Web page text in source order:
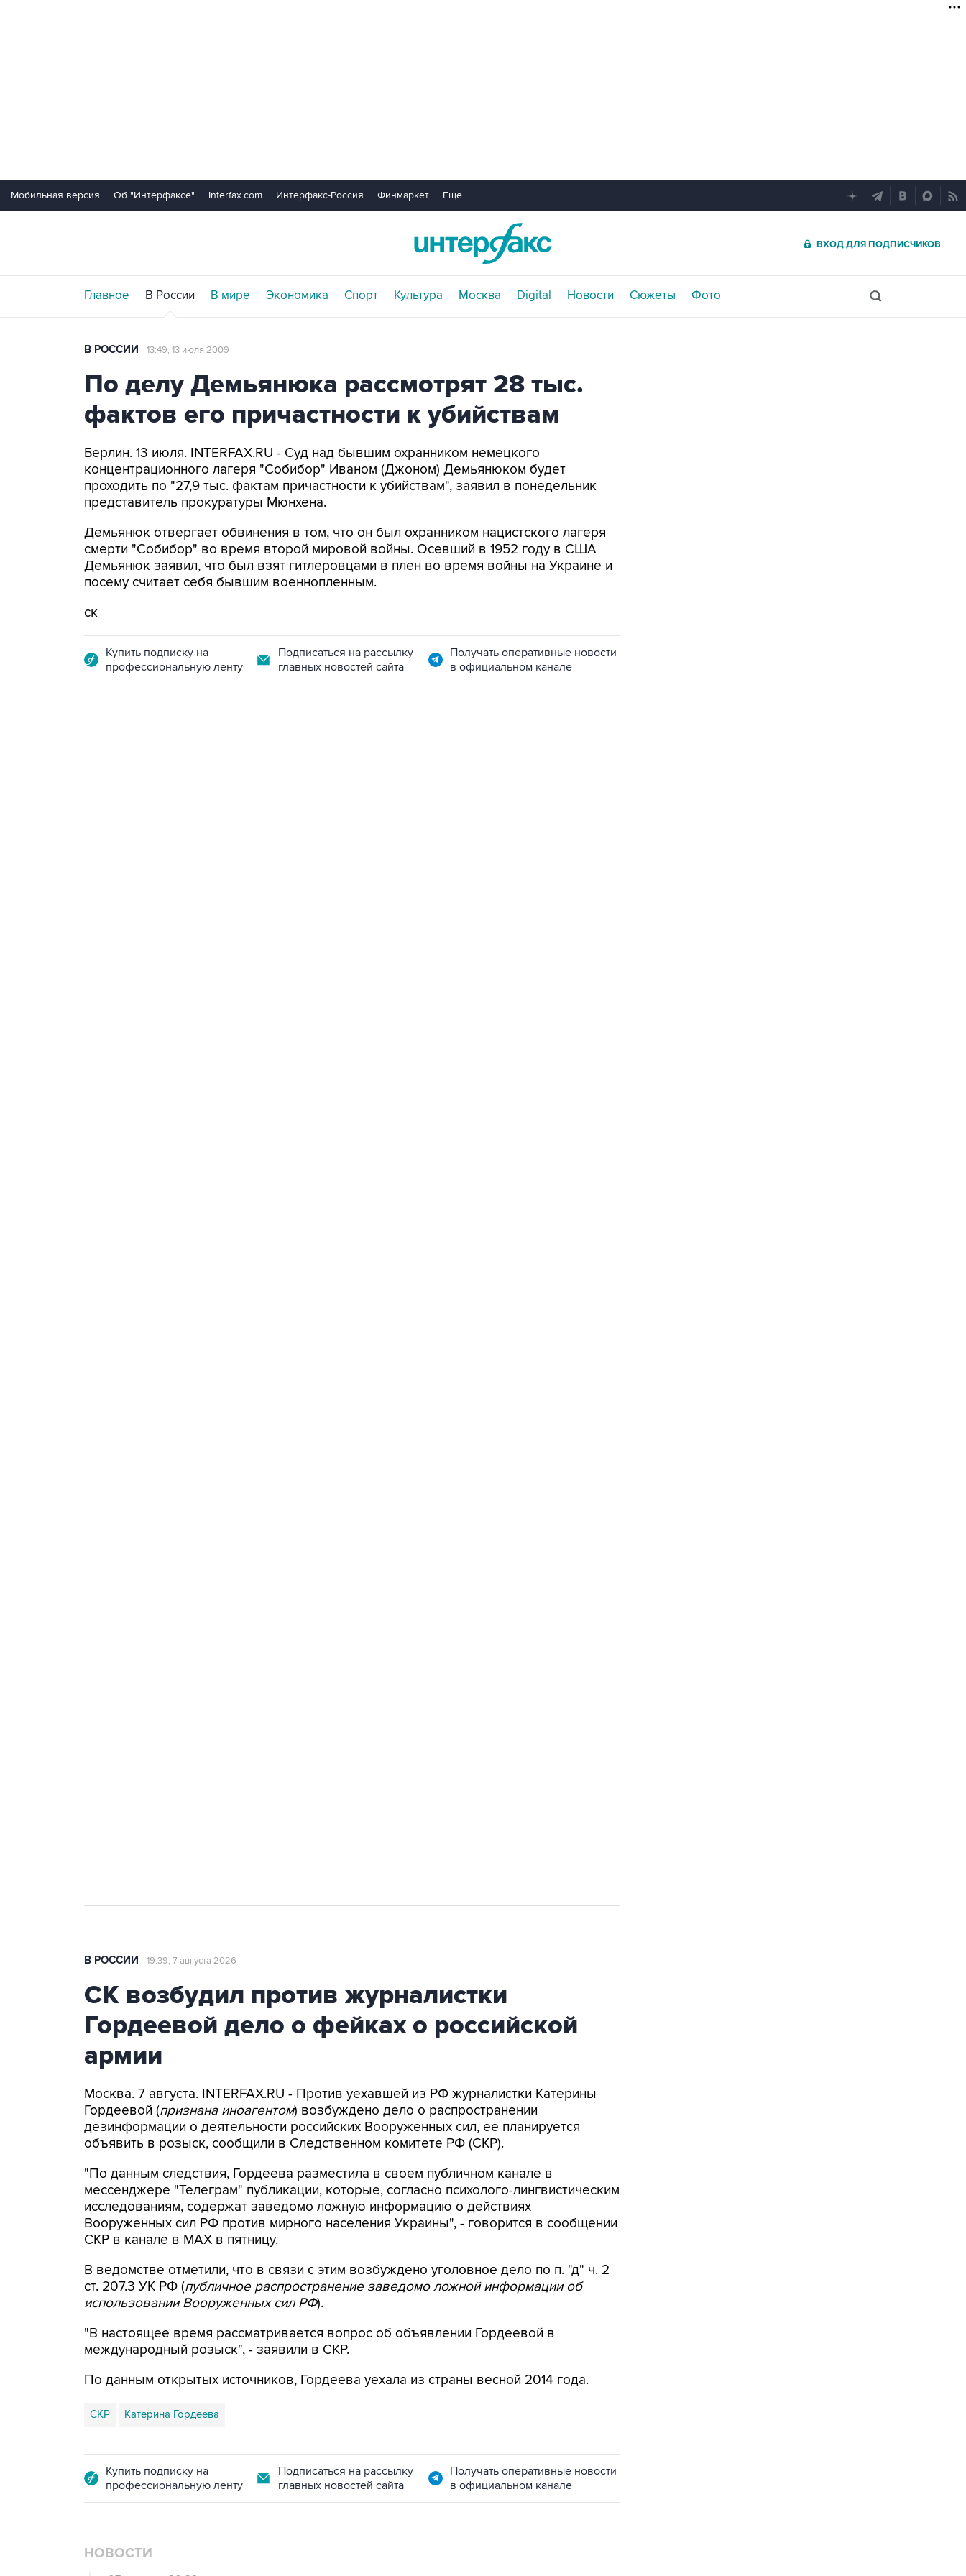
Мобильная версия Об "Интерфаксе" Interfax.com Интерфакс-Россия Финмаркет Еще...
ВХОД ДЛЯ ПОДПИСЧИКОВ
Главное В России В мире Экономика Спорт Культура Москва Digital Новости Сюжеты Фото
В РОССИИ 13:49, 13 июля 2009
По делу Демьянюка рассмотрят 28 тыс.
фактов его причастности к убийствам
Берлин. 13 июля. INTERFAX.RU - Суд над бывшим охранником немецкого
концентрационного лагеря "Собибор" Иваном (Джоном) Демьянюком будет
проходить по "27,9 тыс. фактам причастности к убийствам", заявил в понедельник
представитель прокуратуры Мюнхена.
Демьянюк отвергает обвинения в том, что он был охранником нацистского лагеря
смерти "Собибор" во время второй мировой войны. Осевший в 1952 году в США
Демьянюк заявил, что был взят гитлеровцами в плен во время войны на Украине и
посему считает себя бывшим военнопленным.
ск
Купить подписку на
профессиональную ленту
Подписаться на рассылку
главных новостей сайта
Получать оперативные новости
в официальном канале
В РОССИИ 19:39, 7 августа 2026
СК возбудил против журналистки
Гордеевой дело о фейках о российской
армии
Москва. 7 августа. INTERFAX.RU - Против уехавшей из РФ журналистки Катерины
Гордеевой (признана иноагентом) возбуждено дело о распространении
дезинформации о деятельности российских Вооруженных сил, ее планируется
объявить в розыск, сообщили в Следственном комитете РФ (СКР).
"По данным следствия, Гордеева разместила в своем публичном канале в
мессенджере "Телеграм" публикации, которые, согласно психолого-лингвистическим
исследованиям, содержат заведомо ложную информацию о действиях
Вооруженных сил РФ против мирного населения Украины", - говорится в сообщении
СКР в канале в MAX в пятницу.
В ведомстве отметили, что в связи с этим возбуждено уголовное дело по п. "д" ч. 2
ст. 207.3 УК РФ (публичное распространение заведомо ложной информации об
использовании Вооруженных сил РФ).
"В настоящее время рассматривается вопрос об объявлении Гордеевой в
международный розыск", - заявили в СКР.
По данным открытых источников, Гордеева уехала из страны весной 2014 года.
СКР Катерина Гордеева
Купить подписку на
профессиональную ленту
Подписаться на рассылку
главных новостей сайта
Получать оперативные новости
в официальном канале
НОВОСТИ